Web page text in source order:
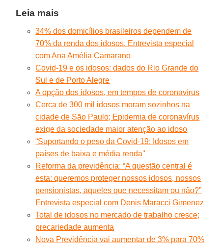
Leia mais
34% dos domicílios brasileiros dependem de
70% da renda dos idosos. Entrevista especial
com Ana Amélia Camarano
Covid-19 e os idosos: dados do Rio Grande do
Sul e de Porto Alegre
A opção dos idosos, em tempos de coronavírus
Cerca de 300 mil idosos moram sozinhos na
cidade de São Paulo; Epidemia de coronavírus
exige da sociedade maior atenção ao idoso
“Suportando o peso da Covid-19: Idosos em
países de baixa e média renda"
Reforma da previdência: “A questão central é
esta: queremos proteger nossos idosos, nossos
pensionistas, aqueles que necessitam ou não?”
Entrevista especial com Denis Maracci Gimenez
Total de idosos no mercado de trabalho cresce;
precariedade aumenta
Nova Previdência vai aumentar de 3% para 70%